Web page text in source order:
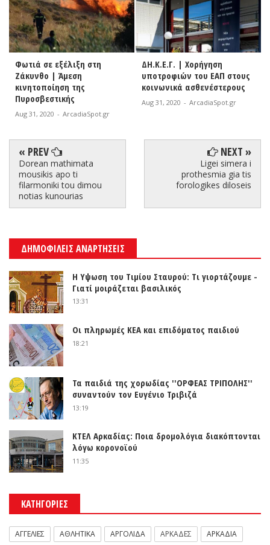
Φωτιά σε εξέλιξη στη
Ζάκυνθο | Άμεση
κινητοποίηση της
Πυροσβεστικής
Aug 31, 2020 - ArcadiaSpot.gr
ΔΗ.Κ.Ε.Γ. | Χορήγηση
υποτροφιών του ΕΑΠ στους
κοινωνικά ασθενέστερους
Aug 31, 2020 - ArcadiaSpot.gr
« PREV
Dorean mathimata
mousikis apo ti
filarmoniki tou dimou
notias kunourias
NEXT »
Ligei simera i
prothesmia gia tis
forologikes diloseis
ΔΗΜΟΦΙΛΕΙΣ ΑΝΑΡΤΗΣΕΙΣ
Η Υψωση του Τιμίου Σταυρού: Τι γιορτάζουμε -
Γιατί μοιράζεται βασιλικός
13:31
Οι πληρωμές ΚΕΑ και επιδόματος παιδιού
18:21
Τα παιδιά της χορωδίας ''ΟΡΦΕΑΣ ΤΡΙΠΟΛΗΣ''
συναντούν τον Ευγένιο Τριβιζά
13:19
ΚΤΕΛ Αρκαδίας: Ποια δρομολόγια διακόπτονται
λόγω κορονοϊού
11:35
ΚΑΤΗΓΟΡΙΕΣ
ΑΓΓΕΛΙΕΣ ΑΘΛΗΤΙΚΑ ΑΡΓΟΛΙΔΑ ΑΡΚΑΔΕΣ ΑΡΚΑΔΙΑ